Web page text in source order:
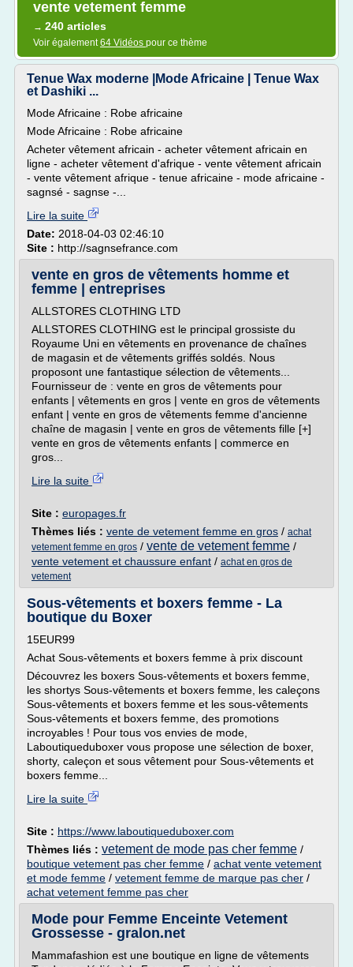
vente vetement femme
→ 240 articles
Voir également64 Vidéos pour ce thème
Tenue Wax moderne |Mode Africaine | Tenue Wax
et Dashiki ...
Mode Africaine : Robe africaine
Mode Africaine : Robe africaine
Acheter vêtement africain - acheter vêtement africain en
ligne - acheter vêtement d'afrique - vente vêtement africain
- vente vêtement afrique - tenue africaine - mode africaine -
sagnsé - sagnse -...
Lire la suite
Date: 2018-04-03 02:46:10
Site : http://sagnsefrance.com
vente en gros de vêtements homme et
femme | entreprises
ALLSTORES CLOTHING LTD
ALLSTORES CLOTHING est le principal grossiste du
Royaume Uni en vêtements en provenance de chaînes
de magasin et de vêtements griffés soldés. Nous
proposont une fantastique sélection de vêtements...
Fournisseur de : vente en gros de vêtements pour
enfants | vêtements en gros | vente en gros de vêtements
enfant | vente en gros de vêtements femme d'ancienne
chaîne de magasin | vente en gros de vêtements fille [+]
vente en gros de vêtements enfants | commerce en
gros...
Lire la suite
Site : europages.fr
Thèmes liés : vente de vetement femme en gros / achat
vetement femme en gros / vente de vetement femme /
vente vetement et chaussure enfant / achat en gros de
vetement
Sous-vêtements et boxers femme - La
boutique du Boxer
15EUR99
Achat Sous-vêtements et boxers femme à prix discount
Découvrez les boxers Sous-vêtements et boxers femme,
les shortys Sous-vêtements et boxers femme, les caleçons
Sous-vêtements et boxers femme et les sous-vêtements
Sous-vêtements et boxers femme, des promotions
incroyables ! Pour tous vos envies de mode,
Laboutiqueduboxer vous propose une sélection de boxer,
shorty, caleçon et sous vêtement pour Sous-vêtements et
boxers femme...
Lire la suite
Site : https://www.laboutiqueduboxer.com
Thèmes liés : vetement de mode pas cher femme /
boutique vetement pas cher femme / achat vente vetement
et mode femme / vetement femme de marque pas cher /
achat vetement femme pas cher
Mode pour Femme Enceinte Vetement
Grossesse - gralon.net
Mammafashion est une boutique en ligne de vêtements